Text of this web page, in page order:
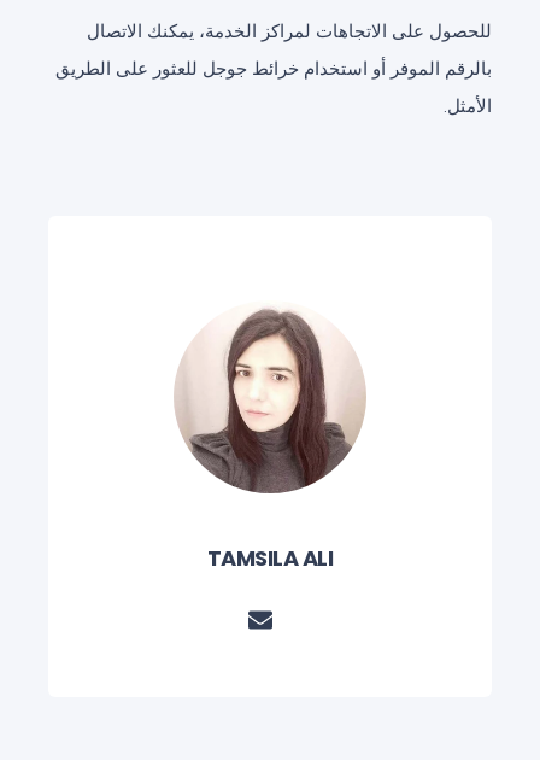
للحصول على الاتجاهات لمراكز الخدمة، يمكنك الاتصال
بالرقم الموفر أو استخدام خرائط جوجل للعثور على الطريق
الأمثل.
TAMSILA ALI